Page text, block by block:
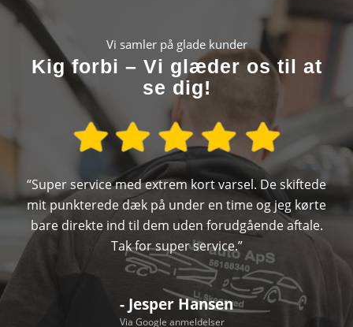
Vi samler på glade kunder
Kig forbi – Vi glæder os til at
se dig!
“Super service med extrem kort varsel. De skiftede
mit punkterede dæk på under en time og jeg kørte
bare direkte ind til dem uden forudgående aftale.
Tak for super service.”
- Jesper Hansen
Via Google anmeldelser